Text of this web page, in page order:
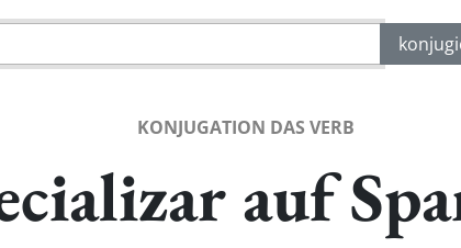
KONJUGATION DAS VERB
auf